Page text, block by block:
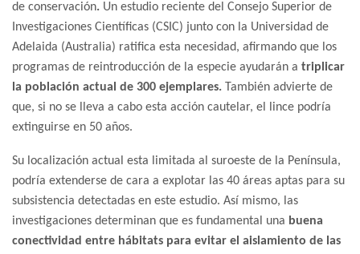
de conservación. Un estudio reciente del Consejo Superior de
Investigaciones Científicas (CSIC) junto con la Universidad de
Adelaida (Australia) ratifica esta necesidad, afirmando que los
programas de reintroducción de la especie ayudarán a triplicar
la población actual de 300 ejemplares. También advierte de
que, si no se lleva a cabo esta acción cautelar, el lince podría
extinguirse en 50 años.
Su localización actual esta limitada al suroeste de la Península,
podría extenderse de cara a explotar las 40 áreas aptas para su
subsistencia detectadas en este estudio. Así mismo, las
investigaciones determinan que es fundamental una buena
conectividad entre hábitats para evitar el aislamiento de las